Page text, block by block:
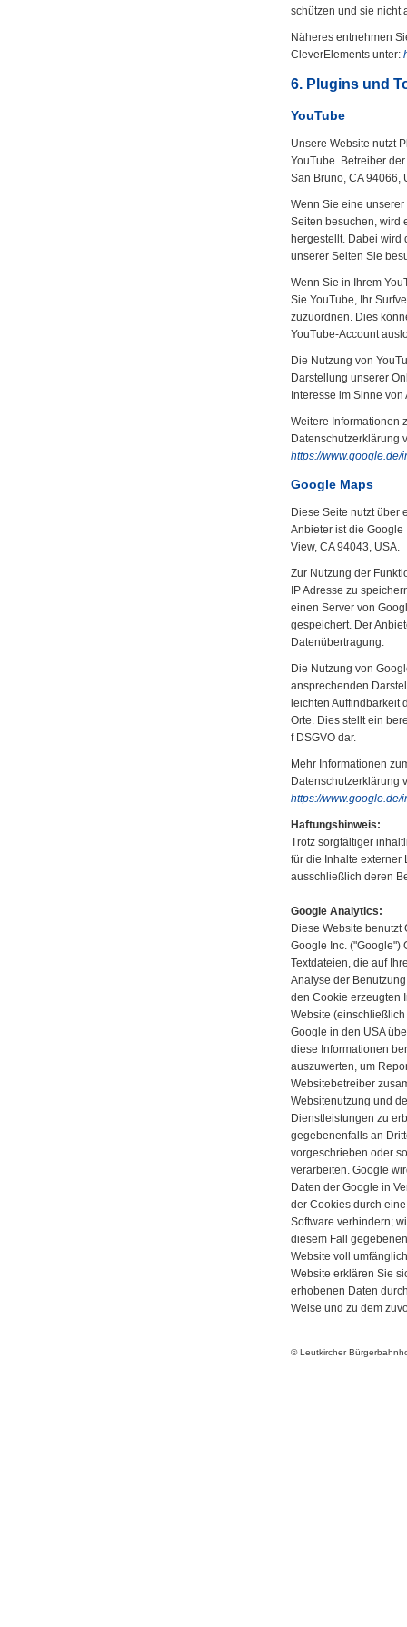
schützen und sie nicht
Näheres entnehmen
CleverElements unter:
6. Plugins und
YouTube
Unsere Website nutzt
YouTube. Betreiber
San Bruno, CA 94066,
Wenn Sie eine
Seiten besuchen, wird
hergestellt. Dabei wird
unserer Seiten Sie
Wenn Sie in Ihrem
Sie YouTube, Ihr
zuzuordnen. Dies
YouTube-Account
Die Nutzung von
Darstellung unserer
Interesse im Sinne von
Weitere Informationen
Datenschutzerklärung
https://
Google Maps
Diese Seite nutzt über
Anbieter ist die Google
View, CA 94043, USA.
Zur Nutzung der
IP Adresse zu
einen Server von
gespeichert. Der
Datenübertragung.
Die Nutzung von
ansprechenden
leichten Auffindbarkeit
Orte. Dies stellt ein
f DSGVO dar.
Mehr Informationen
Datenschutzerklärung
https://
Haftungshinweis:
Trotz sorgfältiger
für die Inhalte externer
ausschließlich deren
Google Analytics:
Diese Website
Google Inc. ("Google")
Textdateien, die auf
Analyse der
den Cookie erzeugten
Website
Google in den USA
diese Informationen
auszuwerten, um
Websitebetreiber
Websitenutzung und
Dienstleistungen zu
gegebenenfalls an
vorgeschrieben oder
verarbeiten. Google
Daten der Google in
der Cookies durch
Software verhindern;
diesem Fall
Website voll
Website erklären Sie
erhobenen Daten
Weise und zu dem
© Leutkircher